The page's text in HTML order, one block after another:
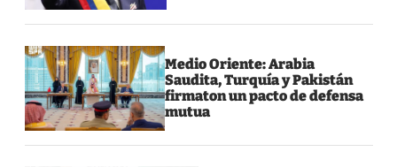
Medio Oriente: Arabia
Saudita, Turquía y Pakistán
firmaton un pacto de defensa
mutua